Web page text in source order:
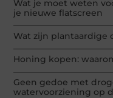
Wat je moet weten
je nieuwe flatscreen
Wat zijn plantaardige
Honing kopen:
Geen gedoe met
watervoorziening op